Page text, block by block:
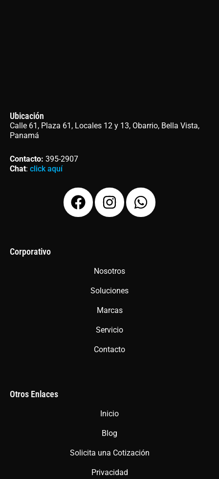
Ubicación
Calle 61, Plaza 61, Locales 12 y 13, Obarrio, Bella Vista,
Panamá
Contacto: 395-2907
Chat: click aquí
F
a
I
n
g
a
m
W
h
Corporativo
Nosotros
Soluciones
Marcas
Servicio
Contacto
Otros Enlaces
Inicio
Blog
Solicita una Cotización
Privacidad